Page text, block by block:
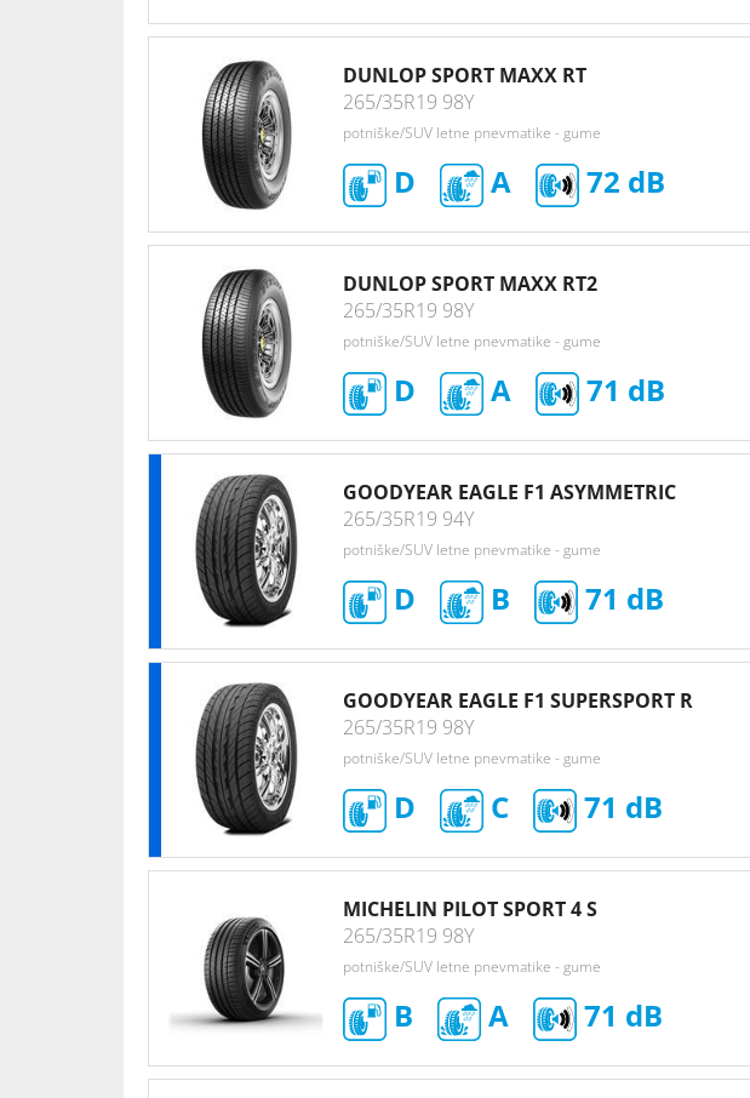
DUNLOP SPORT MAXX RT
265/35R19 98Y
potniške/SUV letne pnevmatike - gume
D A 72
DUNLOP SPORT MAXX RT2
265/35R19 98Y
potniške/SUV letne pnevmatike - gume
D A 71
GOODYEAR EAGLE F1 ASYMMETRIC
265/35R19 94Y
potniške/SUV letne pnevmatike - gume
D B 71
GOODYEAR EAGLE F1 SUPERSPORT R
265/35R19 98Y
potniške/SUV letne pnevmatike - gume
D C 71
MICHELIN PILOT SPORT 4 S
265/35R19 98Y
potniške/SUV letne pnevmatike - gume
B A 71